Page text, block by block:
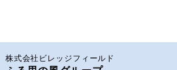
株式会社ビレッジフィールド